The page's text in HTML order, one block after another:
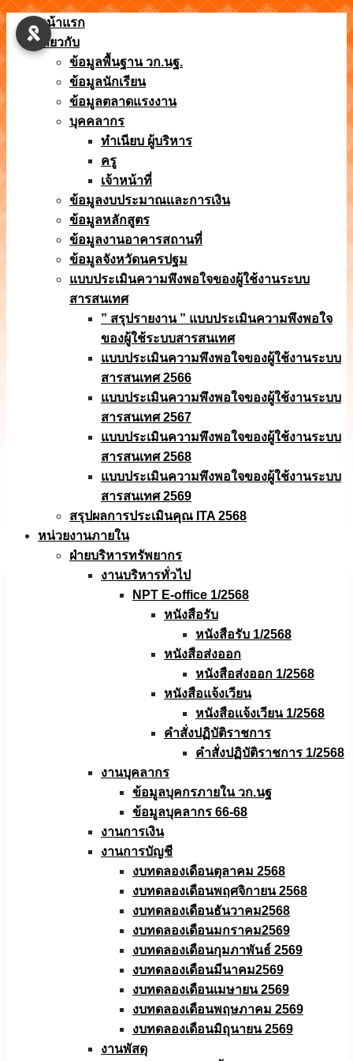
Skip
to
content
หน้าแรก
เกี่ยวกับ
ข้อมูลพื้นฐาน วก.นฐ.
ข้อมูลนักเรียน
ข้อมูลตลาดแรงงาน
บุคคลากร
ทำเนียบ ผู้บริหาร
ครู
เจ้าหน้าที่
ข้อมูลงบประมาณเเละการเงิน
ข้อมูลหลักสูตร
ข้อมูลงานอาคารสถานที่
ข้อมูลจังหวัดนครปฐม
แบบประเมินความพึงพอใจของผู้ใช้งานระบบ
สารสนเทศ
” สรุปรายงาน ” แบบประเมินความพึงพอใจ
ของผู้ใช้ระบบสารสนเทศ
แบบประเมินความพึงพอใจของผู้ใช้งานระบบ
สารสนเทศ 2566
แบบประเมินความพึงพอใจของผู้ใช้งานระบบ
สารสนเทศ 2567
แบบประเมินความพึงพอใจของผู้ใช้งานระบบ
สารสนเทศ 2568
แบบประเมินความพึงพอใจของผู้ใช้งานระบบ
สารสนเทศ 2569
สรุปผลการประเมินคุณ ITA 2568
หน่วยงานภายใน
ฝ่ายบริหารทรัพยากร
งานบริหารทั่วไป
NPT E-office 1/2568
หนังสือรับ
หนังสือรับ 1/2568
หนังสือส่งออก
หนังสือส่งออก 1/2568
หนังสือแจ้งเวียน
หนังสือเเจ้งเวียน 1/2568
คำสั่งปฏิบัติราชการ
คำสั่งปฏิบัติราชการ 1/2568
งานบุคลากร
ข้อมูลบุคกรภายใน วก.นฐ
ข้อมูลบุคลากร 66-68
งานการเงิน
งานการบัญชี
งบทดลองเดือนตุลาคม 2568
งบทดลองเดือนพฤศจิกายน 2568
งบทดลองเดือนธันวาคม2568
งบทดลองเดือนมกราคม2569
งบทดลองเดือนกุมภาพันธ์ 2569
งบทดลองเดือนมีนาคม2569
งบทดลองเดือนเมษายน 2569
งบทดลองเดือนพฤษภาคม 2569
งบทดลองเดือนมิถุนายน 2569
งานพัสดุ